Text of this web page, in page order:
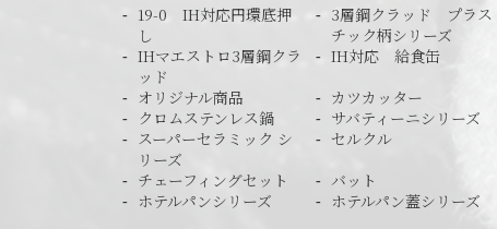
19-0 IH対応円環底押
し
3層鋼クラッド プラス
チック柄シリーズ
IHマエストロ3層鋼クラ
ッド
IH対応 給食缶
オリジナル商品
カツカッター
クロムステンレス鍋
サバティーニシリーズ
スーパーセラミック シ
リーズ
セルクル
チェーフィングセット
バット
ホテルパンシリーズ
ホテルパン蓋シリーズ